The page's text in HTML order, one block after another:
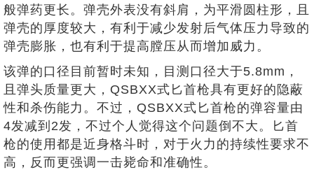
般弹药更长。弹壳外表没有斜肩，为平滑圆柱形，且
弹壳的厚度较大，有利于减少发射后气体压力导致的
弹壳膨胀，也有利于提高膛压从而增加威力。
该弹的口径目前暂时未知，目测口径大于5.8mm，
且弹头质量更大，QSBXX式匕首枪具有更好的隐蔽
性和杀伤能力。不过，QSBXX式匕首枪的弹容量由
4发减到2发，不过个人觉得这个问题倒不大。匕首
枪的使用都是近身格斗时，对于火力的持续性要求不
高，反而更强调一击毙命和准确性。